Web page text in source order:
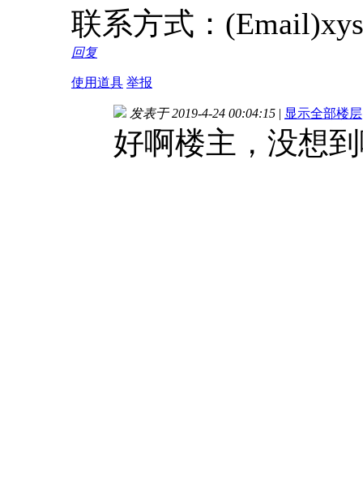
联系方式：
回复
使用道具 举报
发表于 2019-4-24 00:04:15 | 显示全部楼层
好啊楼主，没想